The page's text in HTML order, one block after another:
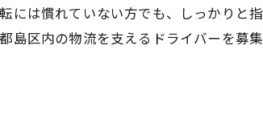
は慣れていない方でも、しっかりと
区内の物流を支えるドライバーを募集